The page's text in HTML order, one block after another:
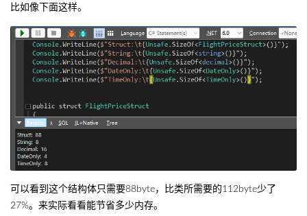
比如像下面这样。
可以看到这个结构体只需要88byte，比类所需要的112byte少了
27%。来实际看看能节省多少内存。